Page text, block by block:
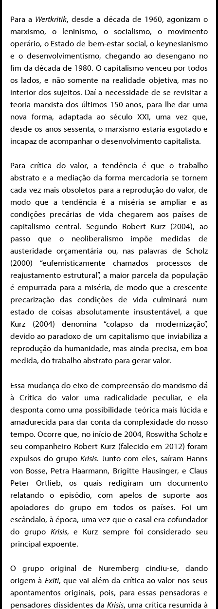
Para a Wertkritik, desde a década de 1960, agonizam o
marxismo, o leninismo, o socialismo, o movimento
operário, o Estado de bem-estar social, o keynesianismo
e o desenvolvimentismo, chegando ao desengano no
fim da década de 1980. O capitalismo venceu por todos
os lados, e não somente na realidade objetiva, mas no
interior dos sujeitos. Daí a necessidade de se revisitar a
teoria marxista dos últimos 150 anos, para lhe dar uma
nova forma, adaptada ao século XXI, uma vez que,
desde os anos sessenta, o marxismo estaria esgotado e
incapaz de acompanhar o desenvolvimento capitalista.
Para crítica do valor, a tendência é que o trabalho
abstrato e a mediação da forma mercadoria se tornem
cada vez mais obsoletos para a reprodução do valor, de
modo que a tendência é a miséria se ampliar e as
condições precárias de vida chegarem aos países de
capitalismo central. Segundo Robert Kurz (2004), ao
passo que o neoliberalismo impõe medidas de
austeridade orçamentária ou, nas palavras de Scholz
(2000) “eufemisticamente chamados processos de
reajustamento estrutural”, a maior parcela da população
é empurrada para a miséria, de modo que a crescente
precarização das condições de vida culminará num
estado de coisas absolutamente insustentável, a que
Kurz (2004) denomina “colapso da modernização”,
devido ao paradoxo de um capitalismo que inviabiliza a
reprodução da humanidade, mas ainda precisa, em boa
medida, do trabalho abstrato para gerar valor.
Essa mudança do eixo de compreensão do marxismo dá
à Crítica do valor uma radicalidade peculiar, e ela
desponta como uma possibilidade teórica mais lúcida e
amadurecida para dar conta da complexidade do nosso
tempo. Ocorre que, no início de 2004, Roswitha Scholz e
seu companheiro Robert Kurz (falecido em 2012) foram
expulsos do grupo Krisis. Junto com eles, saíram Hanns
von Bosse, Petra Haarmann, Brigitte Hausinger, e Claus
Peter Ortlieb, os quais redigiram um documento
relatando o episódio, com apelos de suporte aos
apoiadores do grupo em todos os países. Foi um
escândalo, à época, uma vez que o casal era cofundador
do grupo Krisis, e Kurz sempre foi considerado seu
principal expoente.
O grupo original de Nuremberg cindiu-se, dando
origem à Exit!, que vai além da crítica ao valor nos seus
apontamentos originais, pois, para essas pensadoras e
pensadores dissidentes da Krisis, uma crítica resumida à